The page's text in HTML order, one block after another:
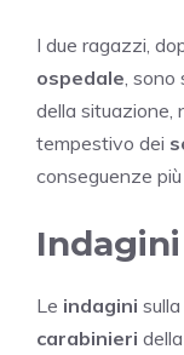
I due ragazzi,
ospedale, sono
della situazione,
tempestivo dei
conseguenze
Le indagini
carabinieri